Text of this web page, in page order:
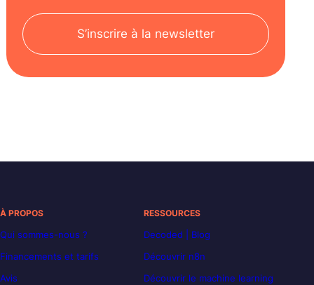
S’inscrire à la newsletter
À PROPOS
Qui sommes-nous ?
Financements et tarifs
Avis
RESSOURCES
Decoded | Blog
Découvrir n8n
Découvrir le machine learning